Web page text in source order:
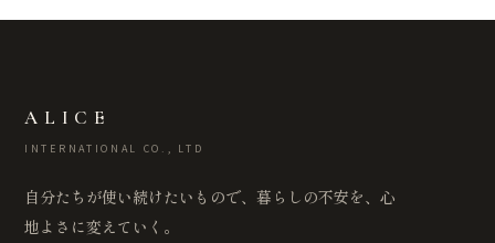
ALICE
INTERNATIONAL CO., LTD
自分たちが使い続けたいもので、暮らしの不安を、心
地よさに変えていく。